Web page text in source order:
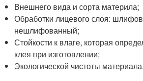
Внешнего вида и сорта материла;
Обработки лицевого слоя:
нешлифованный;
Стойкости к влаге, которая
клея при изготовлении;
Экологической чистоты материала.